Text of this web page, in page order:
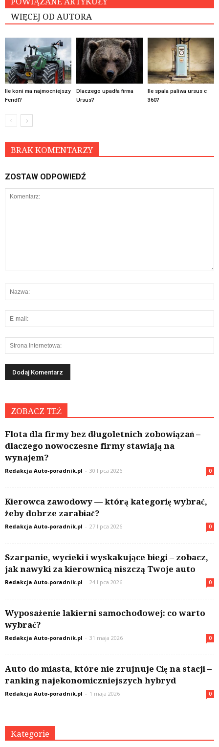
WIĘCEJ OD AUTORA
Ile koni ma najmocniejszy
Fendt?
Dlaczego upadła firma
Ursus?
Ile spala paliwa ursus c
360?
BRAK KOMENTARZY
ZOSTAW ODPOWIEDŹ
ZOBACZ TEŻ
Flota dla firmy bez długoletnich zobowiązań –
dlaczego nowoczesne firmy stawiają na
wynajem?
Redakcja Auto-poradnik.pl - 30 lipca 2026 0
Kierowca zawodowy — którą kategorię wybrać,
żeby dobrze zarabiać?
Redakcja Auto-poradnik.pl - 27 lipca 2026 0
Szarpanie, wycieki i wyskakujące biegi – zobacz,
jak nawyki za kierownicą niszczą Twoje auto
Redakcja Auto-poradnik.pl - 24 lipca 2026 0
Wyposażenie lakierni samochodowej: co warto
wybrać?
Redakcja Auto-poradnik.pl - 31 maja 2026 0
Auto do miasta, które nie zrujnuje Cię na stacji –
ranking najekonomiczniejszych hybryd
Redakcja Auto-poradnik.pl - 1 maja 2026 0
Kategorie